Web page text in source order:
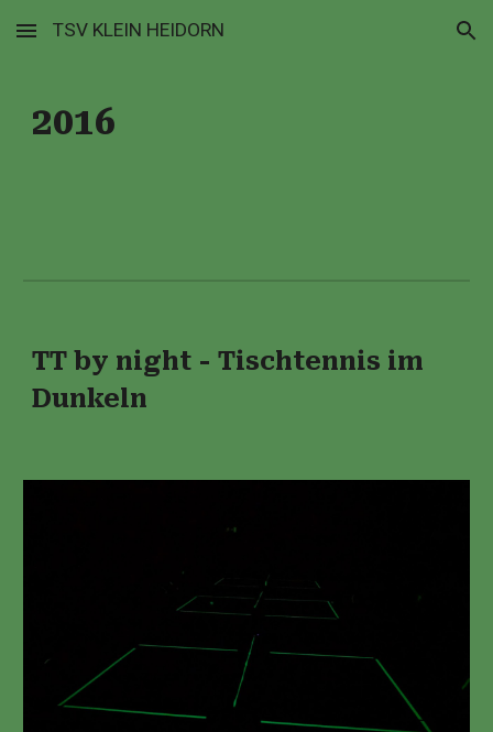
Skip to main content Skip to navigation
TSV KLEIN HEIDORN
2016
TT by night - Tischtennis im
Dunkeln